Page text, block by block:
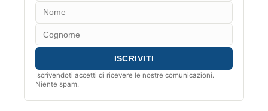
Iscrivendoti accetti di ricevere le nostre comunicazioni.
Niente spam.